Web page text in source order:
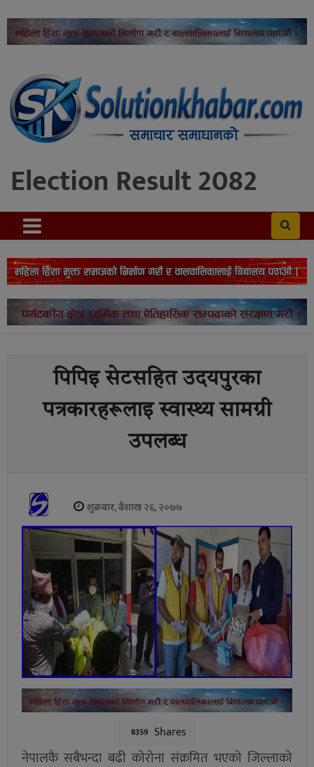
Election Result 2082
पिपिइ सेटसहित उदयपुरका
पत्रकारहरूलाइ स्वास्थ्य सामग्री
उपलब्ध
शुक्रबार, बैशाख २६, २०७७
8359 Shares
नेपालकै सबैभन्दा बढी कोरोना संक्रमित भएको जिल्लाको